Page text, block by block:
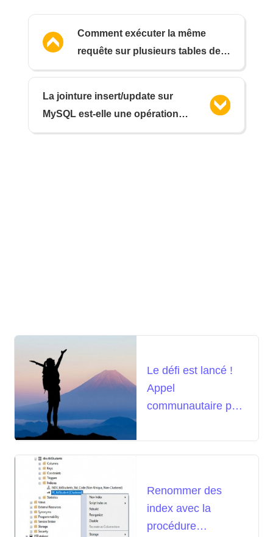
Comment exécuter la même
requête sur plusieurs tables de
la base de données
La jointure insert/update sur
MySQL est-elle une opération
atomique ?
Le défi est lancé !
Appel
communautaire pour
générateur de séries
de nombres le plus
Renommer des
index avec la
procédure